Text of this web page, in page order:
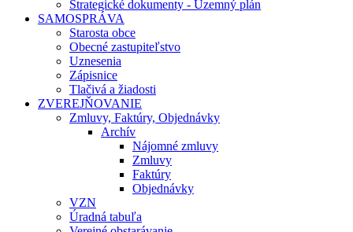
Strategické dokumenty - Územný plán
SAMOSPRÁVA
Starosta obce
Obecné zastupiteľstvo
Uznesenia
Zápisnice
Tlačivá a žiadosti
ZVEREJŇOVANIE
Zmluvy, Faktúry, Objednávky
Archív
Nájomné zmluvy
Zmluvy
Faktúry
Objednávky
VZN
Úradná tabuľa